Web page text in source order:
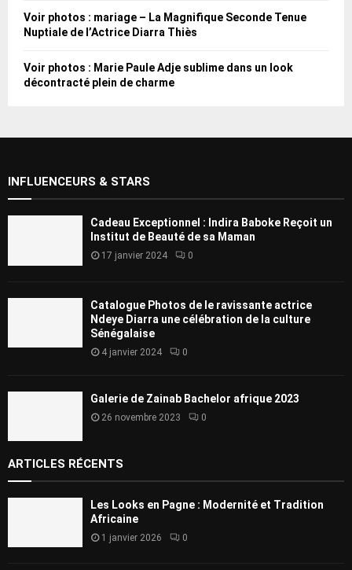
Voir photos : mariage – La Magnifique Seconde Tenue
Nuptiale de l’Actrice Diarra Thiès
Voir photos : Marie Paule Adje sublime dans un look
décontracté plein de charme
INFLUENCEURS & STARS
Cadeau Exceptionnel : Indira Baboke Reçoit un
Institut de Beauté de sa Maman
17 janvier 2024 0
Catalogue Photos de le ravissante actrice
Ndeye Diarra une célébration de la culture
Sénégalaise
4 janvier 2024 0
Galerie de Zainab Bachelor afrique 2023
26 novembre 2023 0
ARTICLES RÉCENTS
Les Looks en Pagne : Modernité et Tradition
Africaine
1 janvier 2026 0